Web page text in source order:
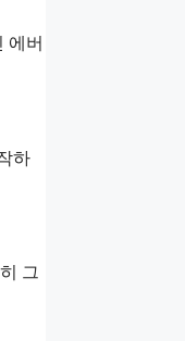
에버
하
그